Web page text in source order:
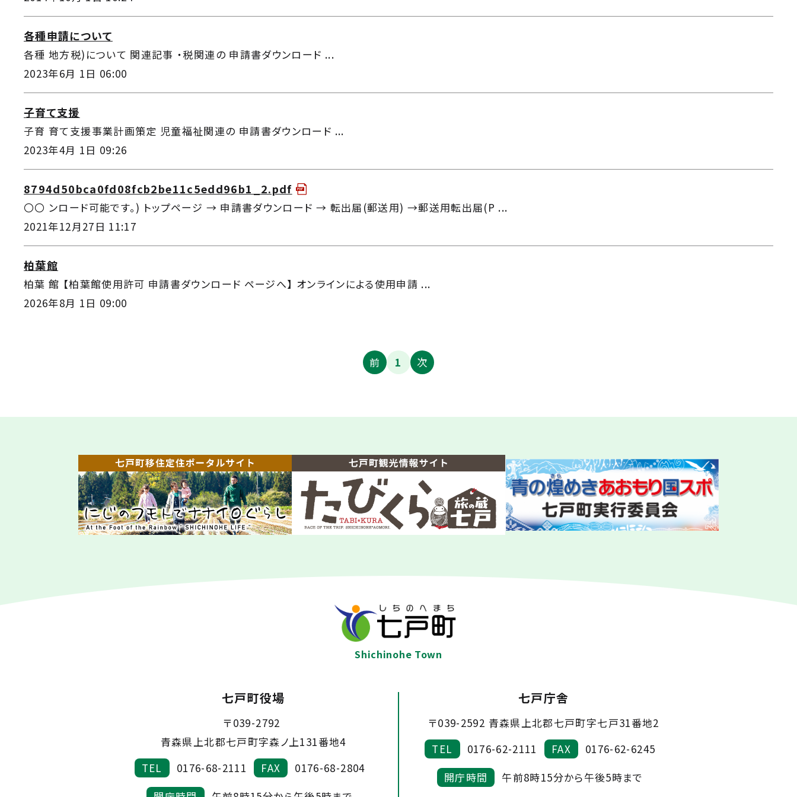
各種申請について
各種 地方税)について 関連記事 ・税関連の 申請書ダウンロード ...
2023年6月 1日 06:00
子育て支援
子育 育て支援事業計画策定 児童福祉関連の 申請書ダウンロード ...
2023年4月 1日 09:26
8794d50bca0fd08fcb2be11c5edd96b1_2.pdf
〇〇 ンロード可能です。) トップページ → 申請書ダウンロード → 転出届(郵送用) →郵送用転出届(P ...
2021年12月27日 11:17
柏葉館
柏葉 館 【柏葉館使用許可 申請書ダウンロード ページへ】 オンラインによる使用申請 ...
2026年8月 1日 09:00
前 1 次
Shichinohe Town
七戸町役場
〒039-2792
青森県上北郡七戸町字森ノ上131番地4
TEL
0176-68-2111 FAX
0176-68-2804
七戸庁舎
〒039-2592 青森県上北郡七戸町字七戸31番地2
TEL
0176-62-2111 FAX
0176-62-6245
開庁時間
午前8時15分から午後5時まで